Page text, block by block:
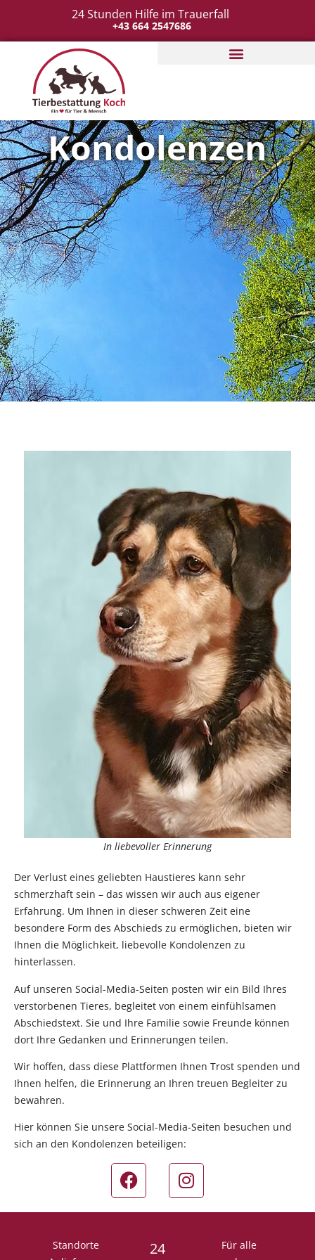
24 Stunden Hilfe im Trauerfall
+43 664 2547686
Kondolenzen
In liebevoller Erinnerung
Der Verlust eines geliebten Haustieres kann sehr
schmerzhaft sein – das wissen wir auch aus eigener
Erfahrung. Um Ihnen in dieser schweren Zeit eine
besondere Form des Abschieds zu ermöglichen, bieten wir
Ihnen die Möglichkeit, liebevolle Kondolenzen zu
hinterlassen.
Auf unseren Social-Media-Seiten posten wir ein Bild Ihres
verstorbenen Tieres, begleitet von einem einfühlsamen
Abschiedstext. Sie und Ihre Familie sowie Freunde können
dort Ihre Gedanken und Erinnerungen teilen.
Wir hoffen, dass diese Plattformen Ihnen Trost spenden und
Ihnen helfen, die Erinnerung an Ihren treuen Begleiter zu
bewahren.
Hier können Sie unsere Social-Media-Seiten besuchen und
sich an den Kondolenzen beteiligen:
Standorte
24
Für alle